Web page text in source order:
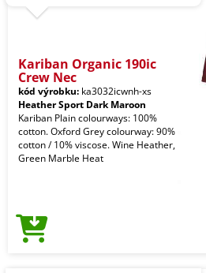
Kariban Organic 190ic
Crew Nec
kód výrobku: ka3032icwnh-xs
Heather Sport Dark Maroon
Kariban Plain colourways: 100%
cotton. Oxford Grey colourway: 90%
cotton / 10% viscose. Wine Heather,
Green Marble Heat